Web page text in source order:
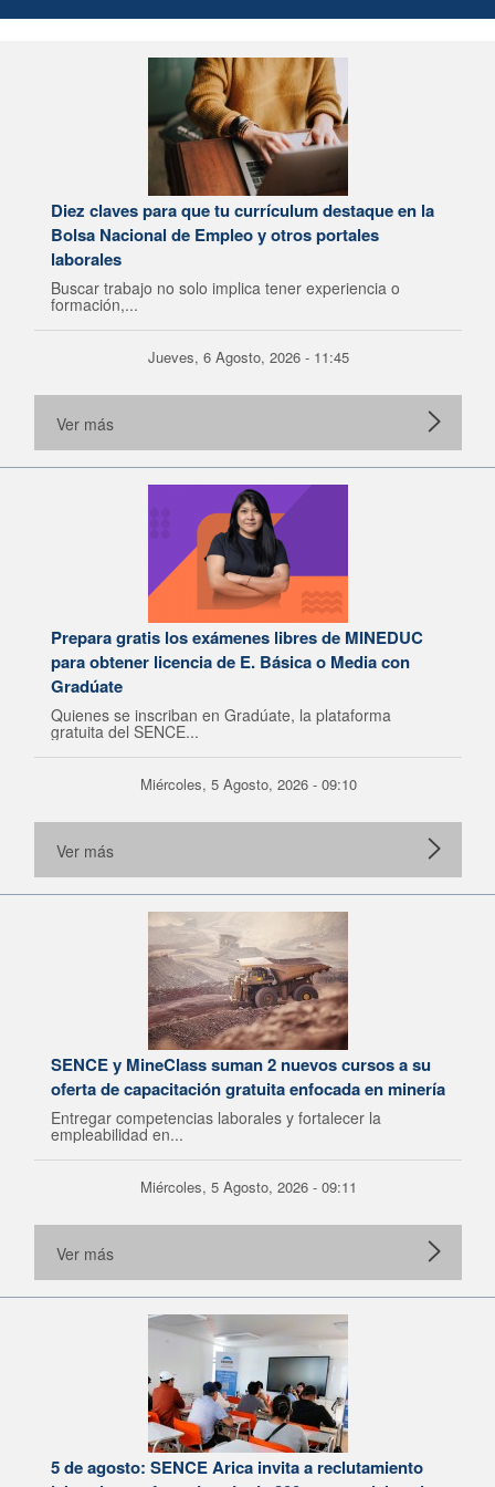
Diez claves para que tu currículum destaque en la
Bolsa Nacional de Empleo y otros portales
laborales
Buscar trabajo no solo implica tener experiencia o
formación,...
Jueves, 6 Agosto, 2026 - 11:45
Ver más
Prepara gratis los exámenes libres de MINEDUC
para obtener licencia de E. Básica o Media con
Gradúate
Quienes se inscriban en Gradúate, la plataforma
gratuita del SENCE...
Miércoles, 5 Agosto, 2026 - 09:10
Ver más
SENCE y MineClass suman 2 nuevos cursos a su
oferta de capacitación gratuita enfocada en minería
Entregar competencias laborales y fortalecer la
empleabilidad en...
Miércoles, 5 Agosto, 2026 - 09:11
Ver más
5 de agosto: SENCE Arica invita a reclutamiento